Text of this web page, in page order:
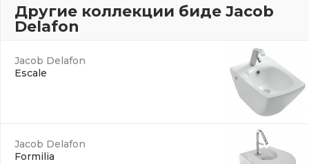
Другие коллекции биде Jacob
Delafon
Jacob Delafon
Escale
Jacob Delafon
Formilia